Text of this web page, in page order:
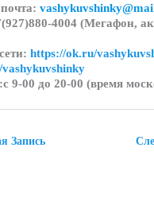
4004 (Мегафон,
https://ok.ru/
9-00 до 20-00 (время
Запись